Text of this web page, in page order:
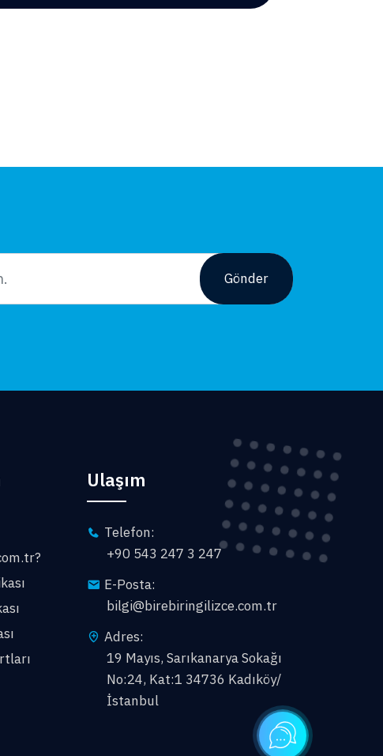
Gönder
Ulaşım
Telefon:
+90 543 247 3 247
E-Posta:
bilgi@birebiringilizce.com.tr
Adres:
19 Mayıs, Sarıkanarya Sokağı
No:24, Kat:1 34736 Kadıköy/
İstanbul